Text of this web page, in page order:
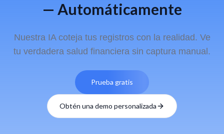
— Automáticamente
Nuestra IA coteja tus registros con la realidad. Ve
tu verdadera salud financiera sin captura manual.
Prueba gratis
Obtén una demo personalizada